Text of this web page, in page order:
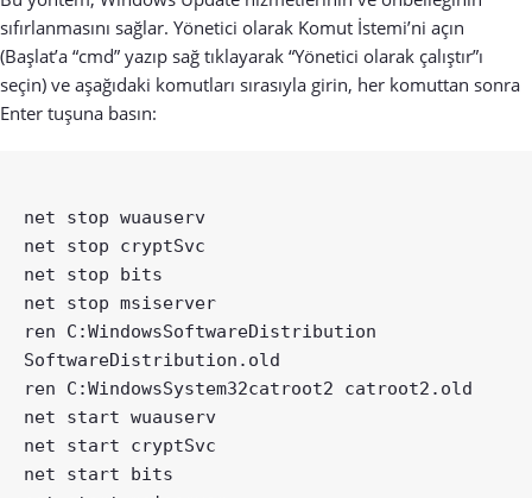
sıfırlanmasını sağlar. Yönetici olarak Komut İstemi’ni açın
(Başlat’a “cmd” yazıp sağ tıklayarak “Yönetici olarak çalıştır”ı
seçin) ve aşağıdaki komutları sırasıyla girin, her komuttan sonra
Enter tuşuna basın:
net stop wuauserv
net stop cryptSvc
net stop bits
net stop msiserver
ren C:WindowsSoftwareDistribution
SoftwareDistribution.old
ren C:WindowsSystem32catroot2 catroot2.old
net start wuauserv
net start cryptSvc
net start bits